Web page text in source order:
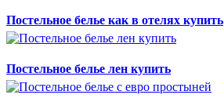
Постельное белье как в отелях купить
Постельное белье лен купить